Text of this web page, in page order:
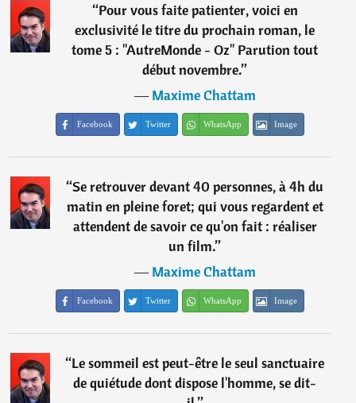
“Pour vous faite patienter, voici en
exclusivité le titre du prochain roman, le
tome 5 : "AutreMonde - Oz" Parution tout
début novembre.”
―Maxime Chattam
Facebook Twitter WhatsApp Image
“Se retrouver devant 40 personnes, à 4h du
matin en pleine foret; qui vous regardent et
attendent de savoir ce qu'on fait : réaliser
un film.”
―Maxime Chattam
Facebook Twitter WhatsApp Image
“Le sommeil est peut-être le seul sanctuaire
de quiétude dont dispose l'homme, se dit-